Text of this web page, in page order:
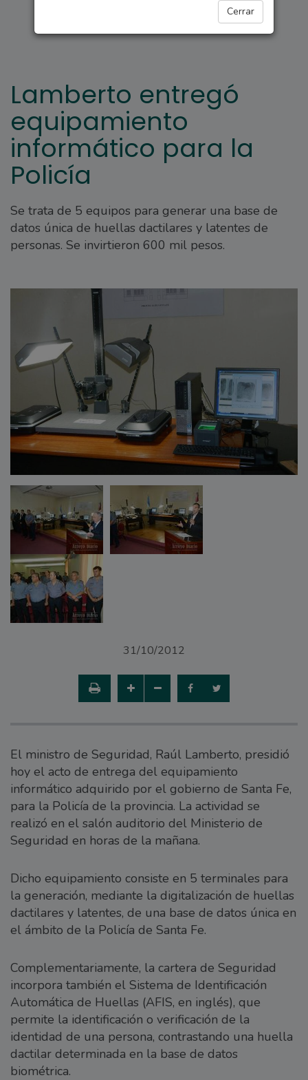
Cerrar
Lamberto entregó
equipamiento
informático para la
Policía
Se trata de 5 equipos para generar una base de
datos única de huellas dactilares y latentes de
personas. Se invirtieron 600 mil pesos.
31/10/2012
El ministro de Seguridad, Raúl Lamberto, presidió
hoy el acto de entrega del equipamiento
informático adquirido por el gobierno de Santa Fe,
para la Policía de la provincia. La actividad se
realizó en el salón auditorio del Ministerio de
Seguridad en horas de la mañana.
Dicho equipamiento consiste en 5 terminales para
la generación, mediante la digitalización de huellas
dactilares y latentes, de una base de datos única en
el ámbito de la Policía de Santa Fe.
Complementariamente, la cartera de Seguridad
incorpora también el Sistema de Identificación
Automática de Huellas (AFIS, en inglés), que
permite la identificación o verificación de la
identidad de una persona, contrastando una huella
dactilar determinada en la base de datos
biométrica.